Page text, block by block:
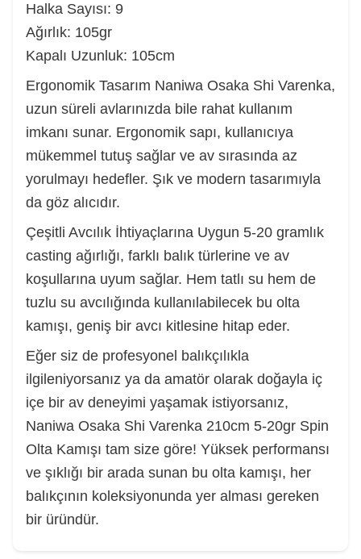
Halka Sayısı: 9
Ağırlık: 105gr
Kapalı Uzunluk: 105cm
Ergonomik Tasarım Naniwa Osaka Shi Varenka,
uzun süreli avlarınızda bile rahat kullanım
imkanı sunar. Ergonomik sapı, kullanıcıya
mükemmel tutuş sağlar ve av sırasında az
yorulmayı hedefler. Şık ve modern tasarımıyla
da göz alıcıdır.
Çeşitli Avcılık İhtiyaçlarına Uygun 5-20 gramlık
casting ağırlığı, farklı balık türlerine ve av
koşullarına uyum sağlar. Hem tatlı su hem de
tuzlu su avcılığında kullanılabilecek bu olta
kamışı, geniş bir avcı kitlesine hitap eder.
Eğer siz de profesyonel balıkçılıkla
ilgileniyorsanız ya da amatör olarak doğayla iç
içe bir av deneyimi yaşamak istiyorsanız,
Naniwa Osaka Shi Varenka 210cm 5-20gr Spin
Olta Kamışı tam size göre! Yüksek performansı
ve şıklığı bir arada sunan bu olta kamışı, her
balıkçının koleksiyonunda yer alması gereken
bir üründür.